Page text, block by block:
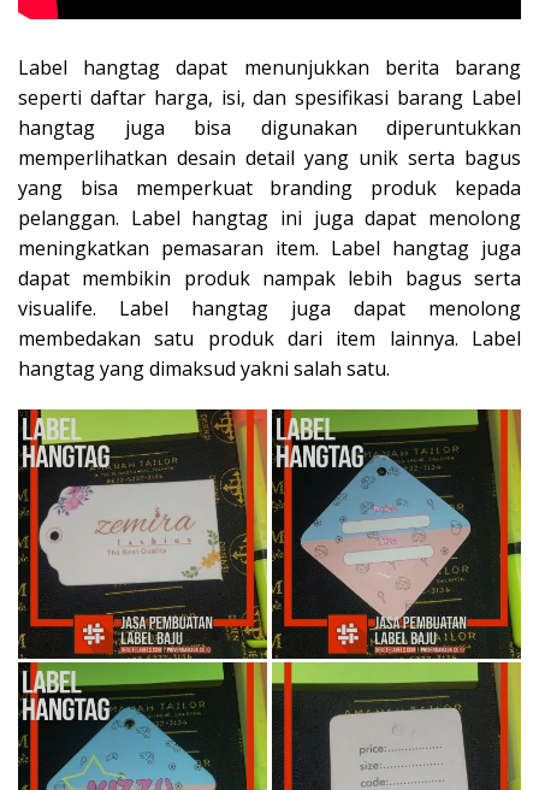
Label hangtag dapat menunjukkan berita barang
seperti daftar harga, isi, dan spesifikasi barang Label
hangtag juga bisa digunakan diperuntukkan
memperlihatkan desain detail yang unik serta bagus
yang bisa memperkuat branding produk kepada
pelanggan. Label hangtag ini juga dapat menolong
meningkatkan pemasaran item. Label hangtag juga
dapat membikin produk nampak lebih bagus serta
visualife. Label hangtag juga dapat menolong
membedakan satu produk dari item lainnya. Label
hangtag yang dimaksud yakni salah satu.